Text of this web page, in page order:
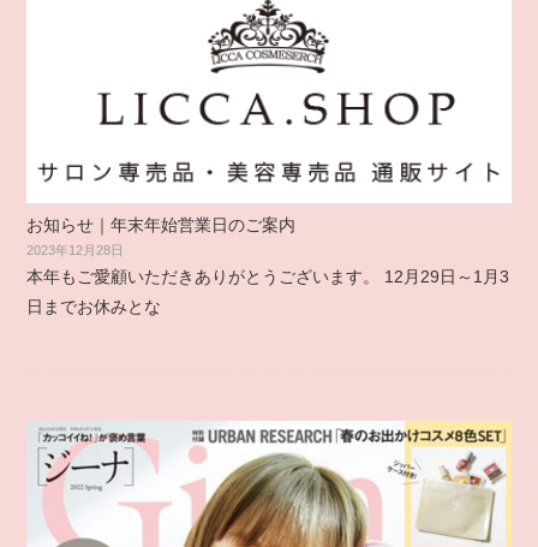
お知らせ｜年末年始営業日のご案内
2023年12月28日
本年もご愛顧いただきありがとうございます。 12月29日～1月3
日までお休みとな